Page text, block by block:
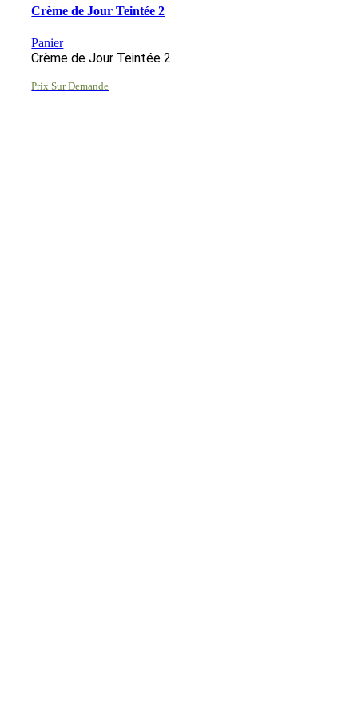
Crème de Jour Teintée 2
Panier
Crème de Jour Teintée 2
Prix Sur Demande